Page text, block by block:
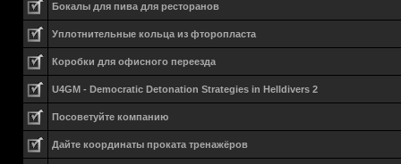
Бокалы для пива для ресторанов
Уплотнительные кольца из фторопласта
Коробки для офисного переезда
U4GM - Democratic Detonation Strategies in Helldivers 2
Посоветуйте компанию
Дайте координаты проката тренажёров